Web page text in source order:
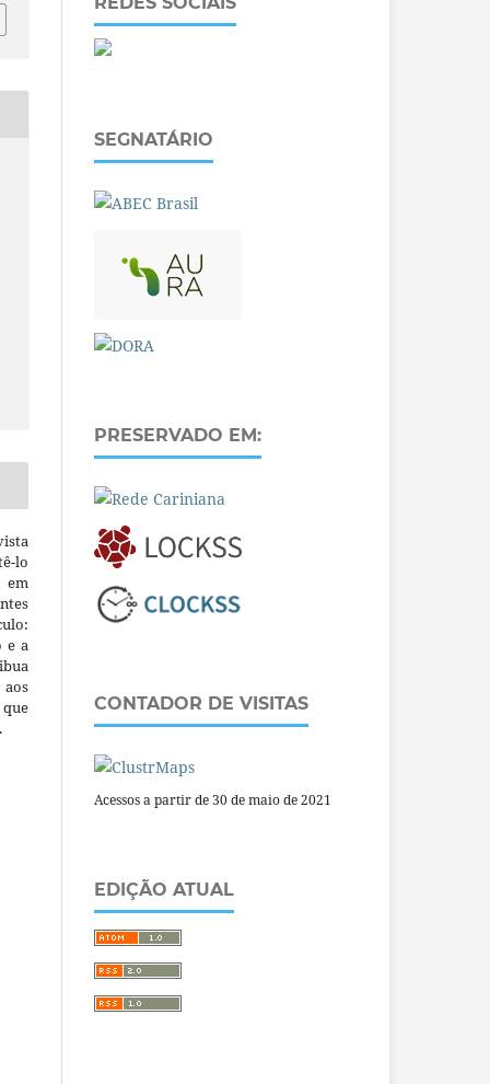
lo
em
e a
SEGNATÁRIO
PRESERVADO EM:
CONTADOR DE VISITAS
Acessos a partir de 30 de maio de 2021
EDIÇÃO ATUAL